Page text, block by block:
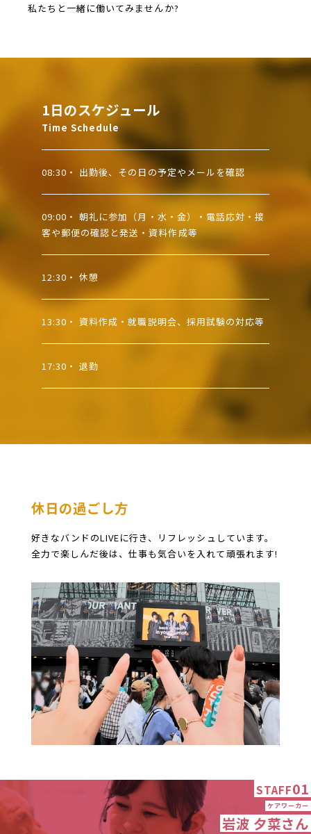
私たちと一緒に働いてみませんか?
1日のスケジュール
Time Schedule
08:30 ・ 出勤後、その日の予定やメールを確認
09:00 ・ 朝礼に参加（月・水・金）・電話応対・接
客や郵便の確認と発送・資料作成等
12:30 ・ 休憩
13:30 ・ 資料作成・就職説明会、採用試験の対応等
17:30 ・ 退勤
休日の過ごし方
好きなバンドのLIVEに行き、リフレッシュしています。
全力で楽しんだ後は、仕事も気合いを入れて頑張れます!
STAFF01
ケアワーカー
岩波 夕菜さん